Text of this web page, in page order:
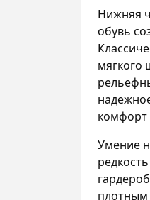
Нижняя
обувь
мягкого
комфорт
Умение
плотным